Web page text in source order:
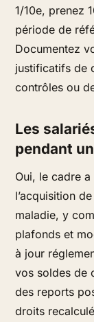
1/10e, prenez
période de
Documentez
justificatifs de
contrôles ou
Les
pendant
Oui, le cadre
l’acquisition
maladie, y
plafonds et
à jour
vos soldes de
des reports
droits